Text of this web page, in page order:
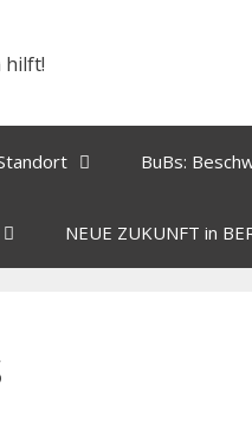
BuBs:
NEUE ZUKUNFT in